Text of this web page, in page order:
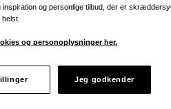
og personlige tilbud, der er
og personoplysninger her.
Jeg godkender